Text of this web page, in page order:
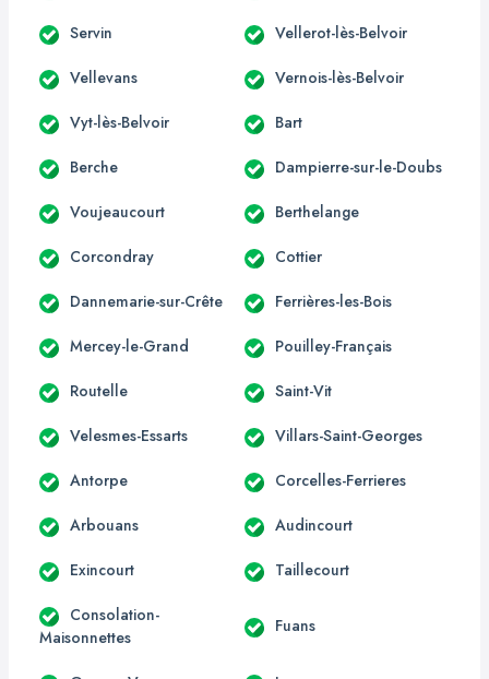
Servin Vellerot-lès-Belvoir
Vellevans Vernois-lès-Belvoir
Vyt-lès-Belvoir Bart
Berche Dampierre-sur-le-Doubs
Voujeaucourt Berthelange
Corcondray Cottier
Dannemarie-sur-Crête Ferrières-les-Bois
Mercey-le-Grand Pouilley-Français
Routelle Saint-Vit
Velesmes-Essarts Villars-Saint-Georges
Antorpe Corcelles-Ferrieres
Arbouans Audincourt
Exincourt Taillecourt
Consolation-
Maisonnettes
Fuans